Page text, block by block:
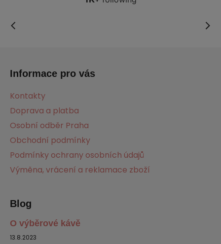
Informace pro vás
Kontakty
Doprava a platba
Osobní odběr Praha
Obchodní podmínky
Podmínky ochrany osobních údajů
Výměna, vrácení a reklamace zboží
Blog
O výběrové kávě
13.8.2023